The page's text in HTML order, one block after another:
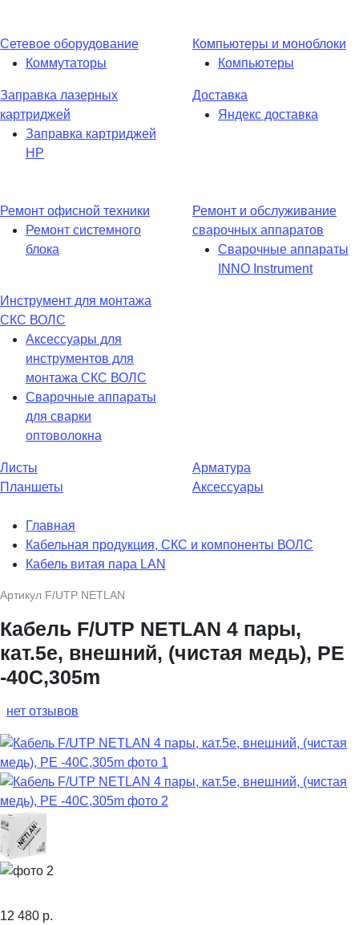
Сетевое оборудование
Коммутаторы
Компьютеры и моноблоки
Компьютеры
Заправка лазерных
картриджей
Заправка картриджей
HP
Доставка
Яндекс доставка
Ремонт офисной техники
Ремонт системного
блока
Ремонт и обслуживание
сварочных аппаратов
Сварочные аппараты
INNO Instrument
Инструмент для монтажа
СКС ВОЛС
Аксессуары для
инструментов для
монтажа СКС ВОЛС
Сварочные аппараты
для сварки
оптоволокна
Листы
Арматура
Планшеты
Аксессуары
Главная
Кабельная продукция, СКС и компоненты ВОЛС
Кабель витая пара LAN
Артикул F/UTP NETLAN
Кабель F/UTP NETLAN 4 пары,
кат.5е, внешний, (чистая медь), PE
-40C,305m
нет отзывов
12 480 р.